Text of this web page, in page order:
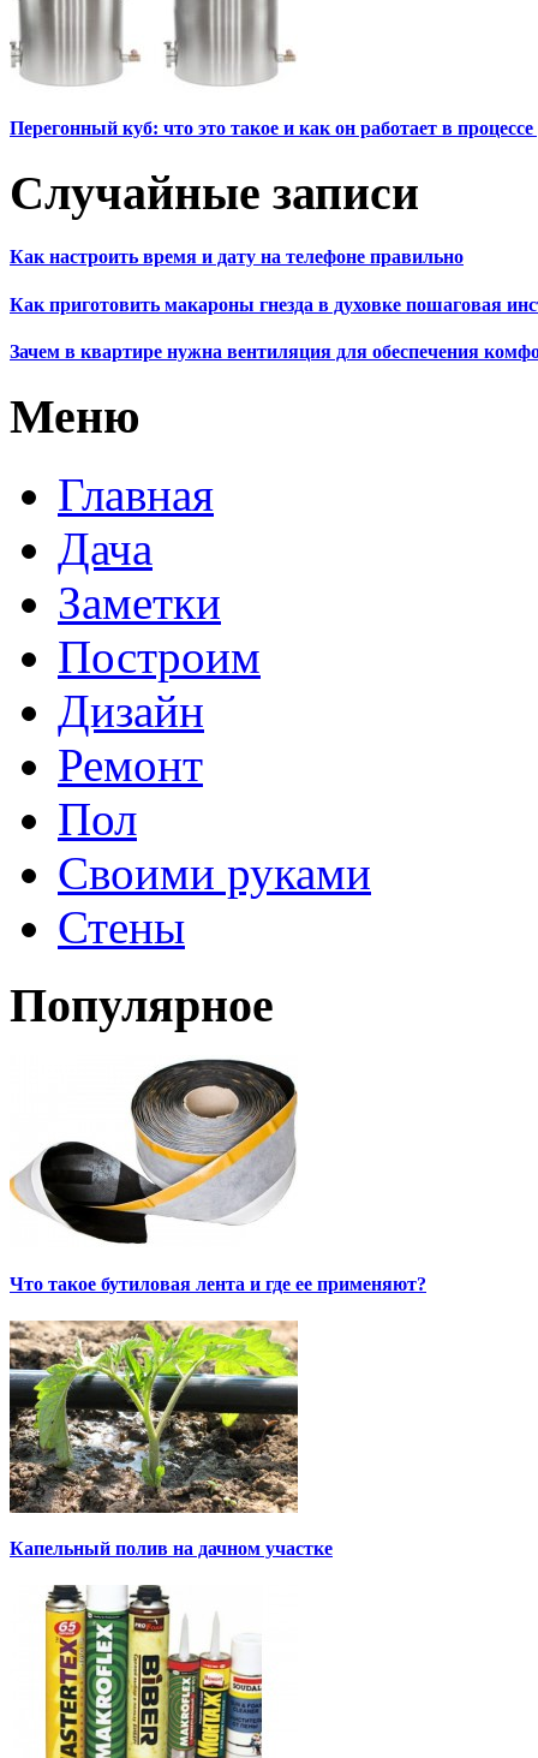
Перегонный куб: что это такое и как он работает в
Случайные записи
Как настроить время и дату на телефоне правильно
Как приготовить макароны гнезда в духовке пошаговая
Зачем в квартире нужна вентиляция для обеспечения
Меню
Главная
Дача
Заметки
Построим
Дизайн
Ремонт
Пол
Своими руками
Стены
Популярное
Что такое бутиловая лента и где ее применяют?
Капельный полив на дачном участке